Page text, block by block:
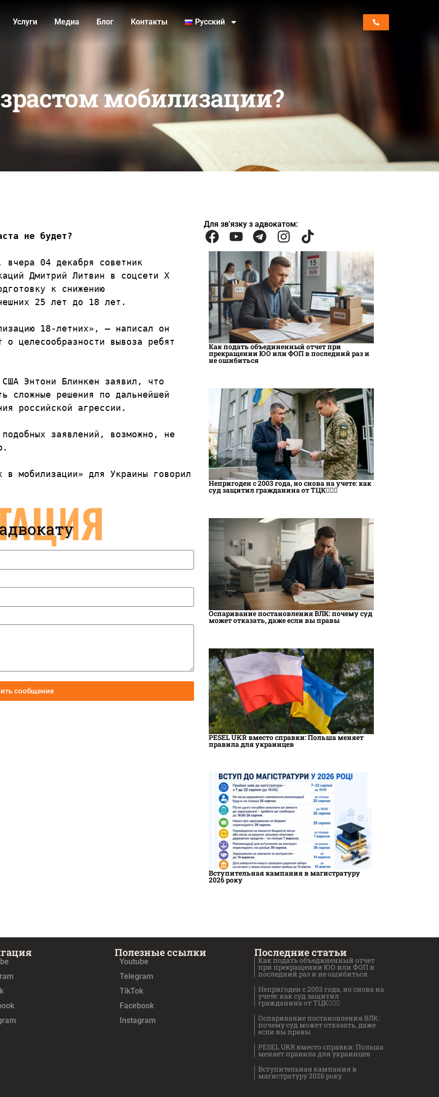
Услуги Медиа Блог Контакты Русский
мобилизации?
не будет?
вчера 04 декабря советник
Дмитрий Литвин в соцсети Х
к снижению
25 лет до 18 лет.
18-летних», – написал он
целесообразности вывоза ребят
Энтони Блинкен заявил, что
сложные решения по дальнейшей
российской агрессии.
заявлений, возможно, не
мобилизации» для Украины говорил
сообщение
Для зв'язку з адвокатом:
Как подать объединенный отчет при
прекращении ЮО или ФОП в последний раз и
не ошибиться
Непригоден с 2003 года, но снова на учете: как
суд защитил гражданина от ТЦК👨🏻‍⚖️
Оспаривание постановления ВЛК: почему суд
может отказать, даже если вы правы
PESEL UKR вместо справки: Польша меняет
правила для украинцев
Вступительная кампания в магистратуру
2026 року
Полезные ссылки
Youtube
Telegram
TikTok
Facebook
Instagram
Последние статьи
Как подать объединенный отчет
при прекращении ЮО или ФОП в
последний раз и не ошибиться
Непригоден с 2003 года, но снова на
учете: как суд защитил
гражданина от ТЦК👨🏻‍⚖️
Оспаривание постановления ВЛК:
почему суд может отказать, даже
если вы правы
PESEL UKR вместо справки: Польша
меняет правила для украинцев
Вступительная кампания в
магистратуру 2026 року